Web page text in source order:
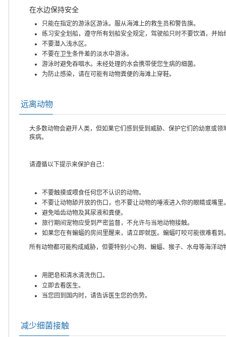
在水边保持安全
只能在指定的游泳区游泳。服从海滩上的救生员和警告旗。
练习安全划船，遵守所有划船安全规定，驾驶船只时不要饮酒，并始
不要潜入浅水区。
不要在卫生条件差的淡水中游泳。
游泳时避免吞咽水。未经处理的水会携带使您生病的细菌。
为防止感染，请在可能有动物粪便的海滩上穿鞋。
远离动物
大多数动物会避开人类，但如果它们感到受到威胁、保护它们的幼崽或
疾病。
请遵循以下提示来保护自己：
不要触摸或喂食任何您不认识的动物。
不要让动物舔开放的伤口，也不要让动物的唾液进入你的眼睛或嘴里
避免啮齿动物及其尿液和粪便。
旅行期间宠物应受到严密监督，不允许与当地动物接触。
如果您在有蝙蝠的房间里醒来，请立即就医。蝙蝠叮咬可能很难看到
所有动物都可能构成威胁，但要特别小心狗、蝙蝠、猴子、水母等海洋
用肥皂和清水清洗伤口。
立即去看医生。
当您回到国内时，请告诉医生您的伤势。
减少细菌接触